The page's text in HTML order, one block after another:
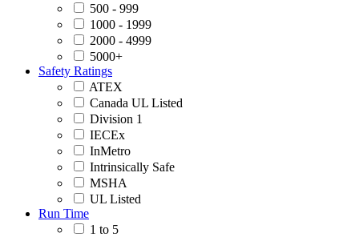
500 - 999
1000 - 1999
2000 - 4999
5000+
Safety Ratings
ATEX
Canada UL Listed
Division 1
IECEx
InMetro
Intrinsically Safe
MSHA
UL Listed
Run Time
1 to 5